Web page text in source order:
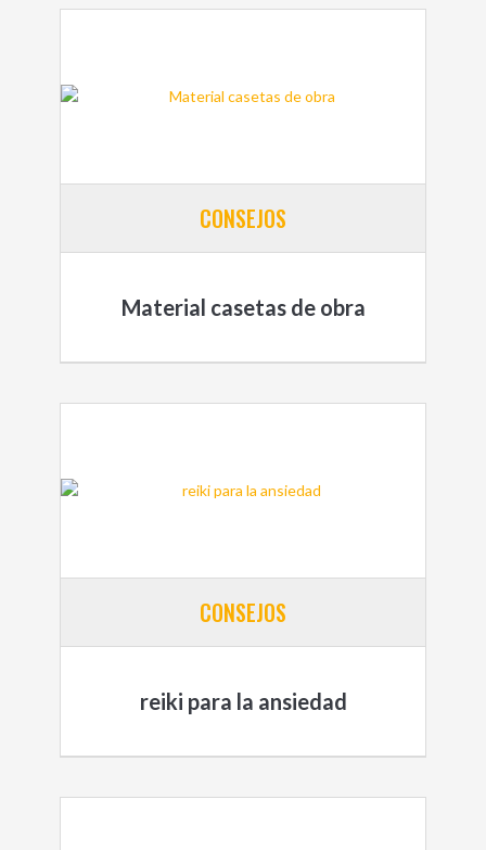
CONSEJOS
Material casetas de obra
CONSEJOS
reiki para la ansiedad